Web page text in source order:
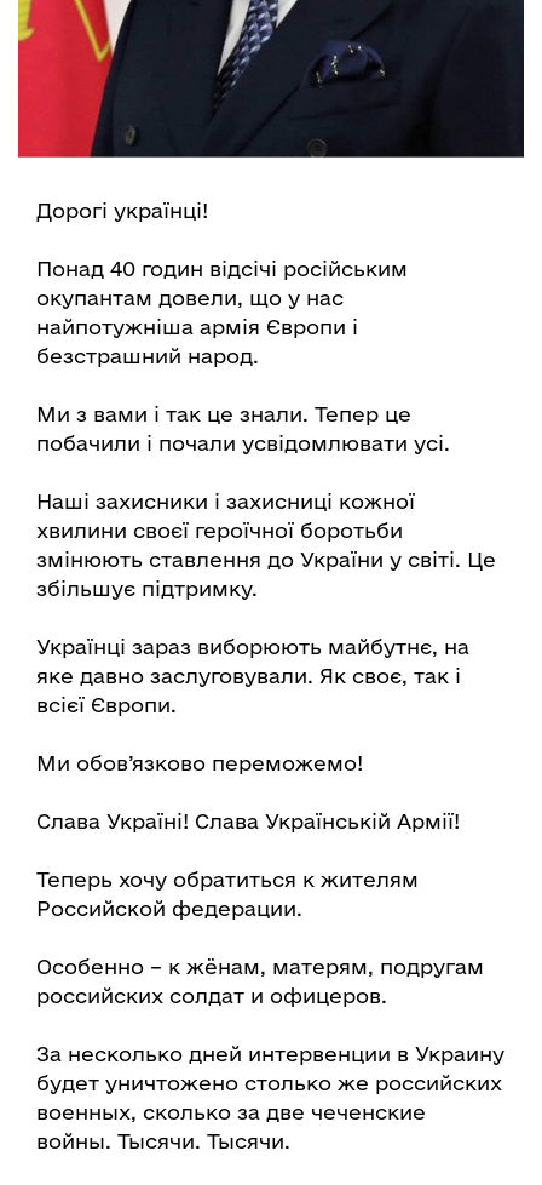
Дорогі українці!
Понад 40 годин відсічі російським
окупантам довели, що у нас
найпотужніша армія Європи і
безстрашний народ.
Ми з вами і так це знали. Тепер це
побачили і почали усвідомлювати усі.
Наші захисники і захисниці кожної
хвилини своєї героїчної боротьби
змінюють ставлення до України у світі. Це
збільшує підтримку.
Українці зараз виборюють майбутнє, на
яке давно заслуговували. Як своє, так і
всієї Європи.
Ми обов’язково переможемо!
Слава Україні! Слава Українській Армії!
Теперь хочу обратиться к жителям
Российской федерации.
Особенно – к жёнам, матерям, подругам
российских солдат и офицеров.
За несколько дней интервенции в Украину
будет уничтожено столько же российских
военных, сколько за две чеченские
войны. Тысячи. Тысячи.